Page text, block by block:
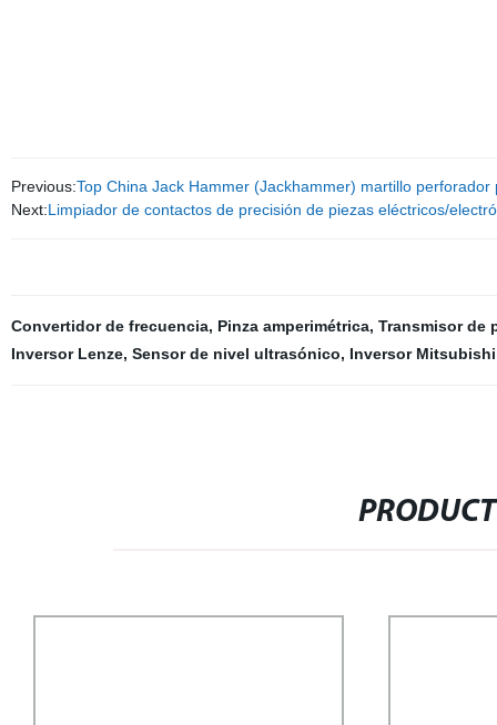
Previous:Top China Jack Hammer (Jackhammer) martillo
Next:Limpiador de contactos de precisión de piezas eléctricos/
Convertidor de frecuencia, Pinza amperimétrica, Transmisor de
Inversor Lenze, Sensor de nivel ultrasónico, Inversor Mitsubishi